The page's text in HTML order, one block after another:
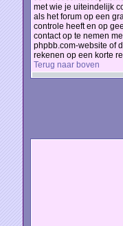
met wie je uiteindelijk
als het forum op een
controle heeft en op
contact op te nemen
phpbb.com-website of
rekenen op een korte
Terug naar boven